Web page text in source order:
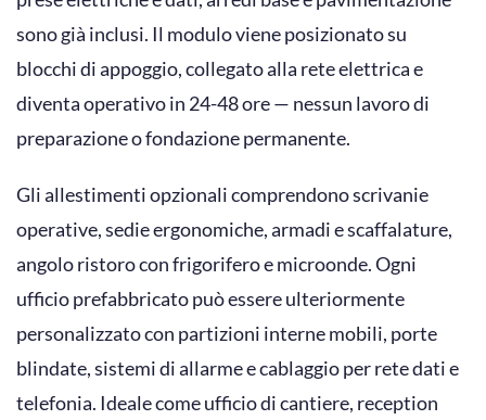
sono già inclusi. Il modulo viene posizionato su
blocchi di appoggio, collegato alla rete elettrica e
diventa operativo in 24-48 ore — nessun lavoro di
preparazione o fondazione permanente.
Gli allestimenti opzionali comprendono scrivanie
operative, sedie ergonomiche, armadi e scaffalature,
angolo ristoro con frigorifero e microonde. Ogni
ufficio prefabbricato può essere ulteriormente
personalizzato con partizioni interne mobili, porte
blindate, sistemi di allarme e cablaggio per rete dati e
telefonia. Ideale come ufficio di cantiere, reception